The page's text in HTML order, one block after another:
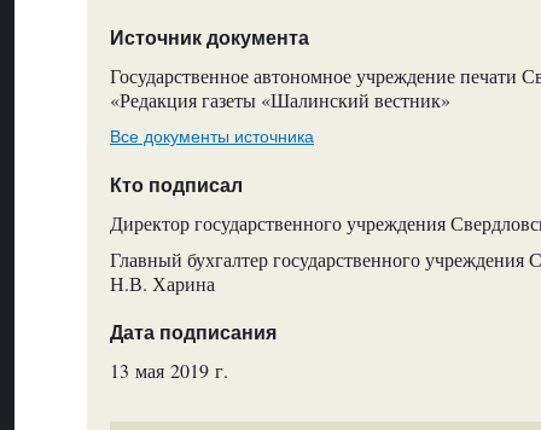
Источник документа
Государственное автономное учреждение печати
«Редакция газеты «Шалинский вестник»
Все документы источника
Кто подписал
Директор государственного учреждения
Главный бухгалтер государственного учреждения
Н.В. Харина
Дата подписания
13 мая 2019 г.